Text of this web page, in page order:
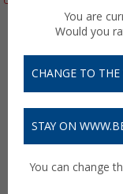
You are
Would you
CHANGE TO
STAY ON
You can change